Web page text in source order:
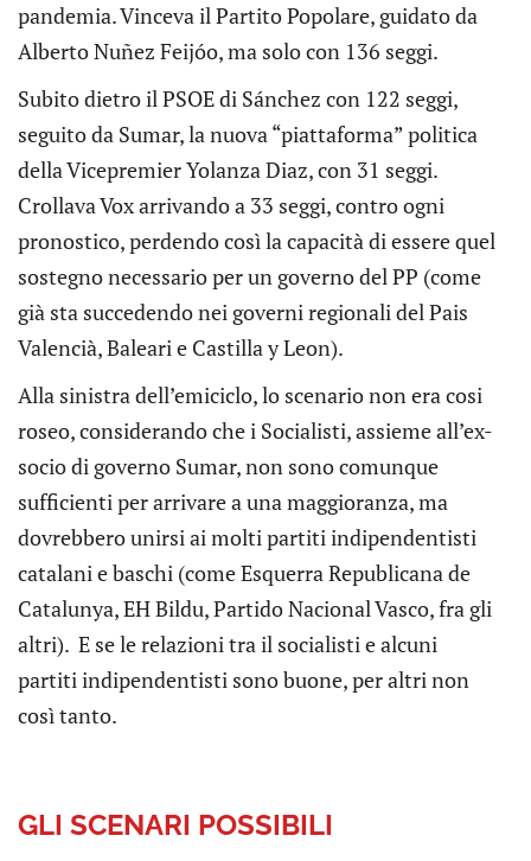
pandemia. Vinceva il Partito Popolare, guidato da
Alberto Nuñez Feijóo, ma solo con 136 seggi.
Subito dietro il PSOE di Sánchez con 122 seggi,
seguito da Sumar, la nuova “piattaforma” politica
della Vicepremier Yolanza Diaz, con 31 seggi.
Crollava Vox arrivando a 33 seggi, contro ogni
pronostico, perdendo così la capacità di essere quel
sostegno necessario per un governo del PP (come
già sta succedendo nei governi regionali del Pais
Valencià, Baleari e Castilla y Leon).
Alla sinistra dell’emiciclo, lo scenario non era cosi
roseo, considerando che i Socialisti, assieme all’ex-
socio di governo Sumar, non sono comunque
sufficienti per arrivare a una maggioranza, ma
dovrebbero unirsi ai molti partiti indipendentisti
catalani e baschi (come Esquerra Republicana de
Catalunya, EH Bildu, Partido Nacional Vasco, fra gli
altri). E se le relazioni tra il socialisti e alcuni
partiti indipendentisti sono buone, per altri non
così tanto.
GLI SCENARI POSSIBILI